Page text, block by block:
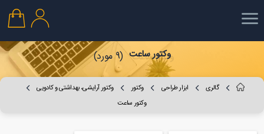
وکتور ساعت (9 مورد)
گالری ابزار طراحی وکتور
وکتور آرایشی، بهداشتی و کادویی
وکتور ساعت